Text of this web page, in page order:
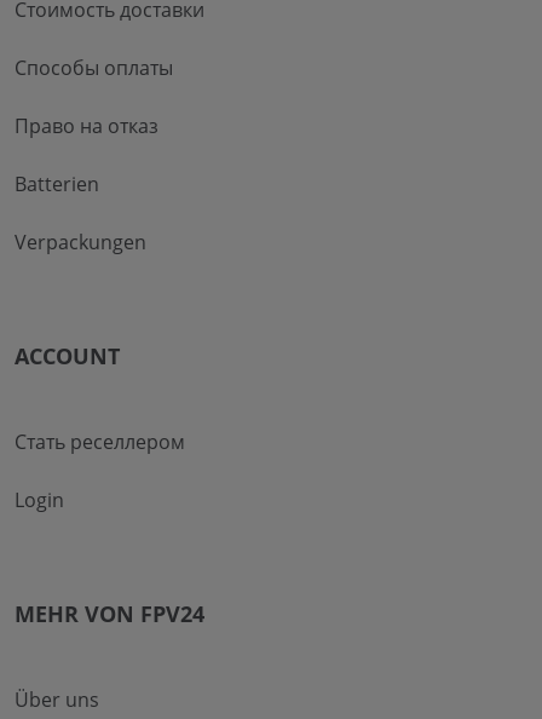
Стоимость доставки
Способы оплаты
Право на отказ
Batterien
Verpackungen
ACCOUNT
Стать реселлером
Login
MEHR VON FPV24
Über uns